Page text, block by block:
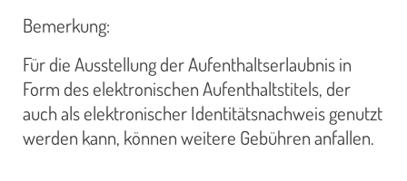
Bemerkung:
Für die Ausstellung der Aufenthaltserlaubnis in
Form des elektronischen Aufenthaltstitels, der
auch als elektronischer Identitätsnachweis genutzt
werden kann, können weitere Gebühren anfallen.